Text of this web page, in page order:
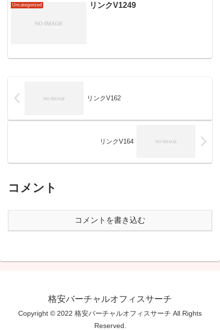
Uncategorized リンクV1249
リンクV162
リンクV164
コメント
コメントを書き込む
格安バーチャルオフィスサーチ
Copyright © 2022 格安バーチャルオフィスサーチ All Rights
Reserved.